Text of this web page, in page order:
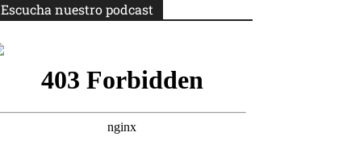
Escucha nuestro podcast